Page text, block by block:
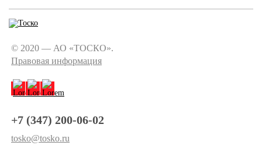
© 2020 — АО «ТОСКО».
Правовая информация
+7 (347) 200-06-02
tosko@tosko.ru